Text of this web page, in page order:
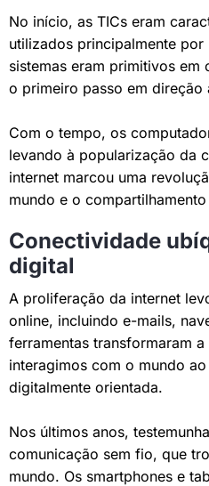
No início, as TICs eram
utilizados principalmente
sistemas eram primitivos
o primeiro passo em
Com o tempo, os
levando à popularização da
internet marcou uma
mundo e o
Conectividade
digital
A proliferação da internet
online, incluindo e-mails,
ferramentas transformaram
interagimos com o mundo
digitalmente orientada.
Nos últimos anos,
comunicação sem fio, que
mundo. Os smartphones e